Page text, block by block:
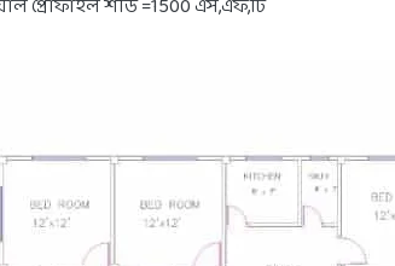
প্রোফাইল শীড =1500 এস,এফ,টি